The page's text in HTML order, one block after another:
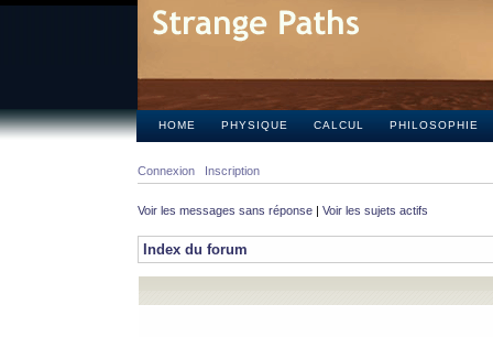
HOME PHYSIQUE CALCUL PHILOSOPHIE
Connexion Inscription
Voir les messages sans réponse | Voir les sujets actifs
Index du forum